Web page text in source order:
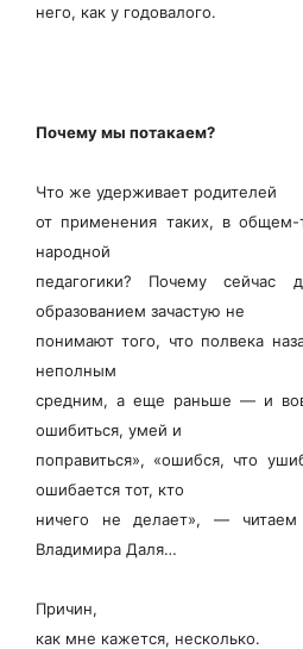
него, как у годовалого.
Почему мы потакаем?
Что же удерживает родителей
от применения таких, в
народной
педагогики? Почему
образованием зачастую не
понимают того, что полвека
неполным
средним, а еще раньше — и
ошибиться, умей и
поправиться», «ошибся, что
ошибается тот, кто
ничего не делает», — читаем
Владимира Даля…
Причин,
как мне кажется, несколько.